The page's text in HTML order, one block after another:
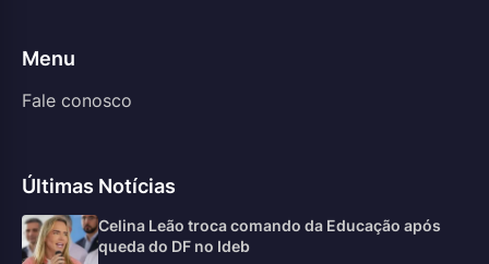
Menu
Fale conosco
Últimas Notícias
Celina Leão troca comando da Educação após
queda do DF no Ideb